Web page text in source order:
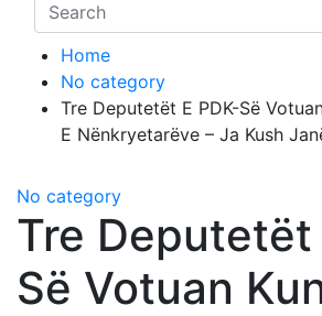
Home
No category
Tre Deputetët E PDK-Së
E Nënkryetarëve – Ja Kush
No category
Tre Deputetët
Së Votuan